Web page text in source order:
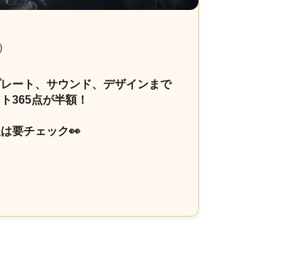
ート、サウンド、デザインまで
365点が半額！
要チェック👀